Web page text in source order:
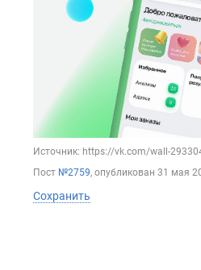
Источник: https://vk.com/wall-
Пост №2759, опубликован 31 мая
Сохранить